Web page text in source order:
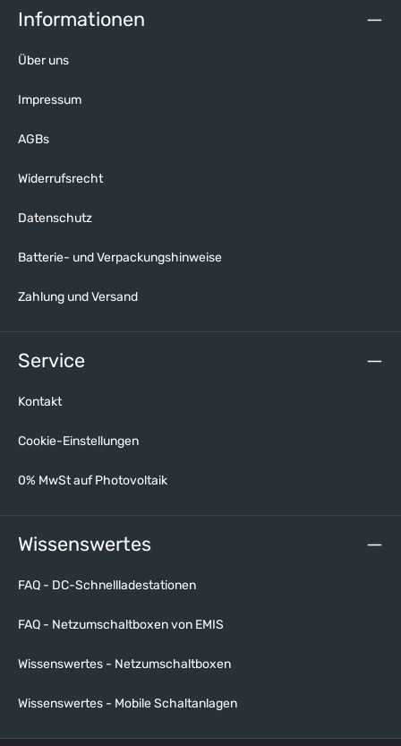
Informationen
Über uns
Impressum
AGBs
Widerrufsrecht
Datenschutz
Batterie- und Verpackungshinweise
Zahlung und Versand
Service
Kontakt
Cookie-Einstellungen
0% MwSt auf Photovoltaik
Wissenswertes
FAQ - DC-Schnellladestationen
FAQ - Netzumschaltboxen von EMIS
Wissenswertes - Netzumschaltboxen
Wissenswertes - Mobile Schaltanlagen